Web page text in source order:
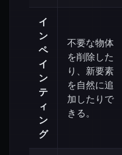
イ
ン
ペ
イ
ン
テ
ィ
ン
グ
不要な物体
を削除した
り、新要素
を自然に追
加したりで
きる。